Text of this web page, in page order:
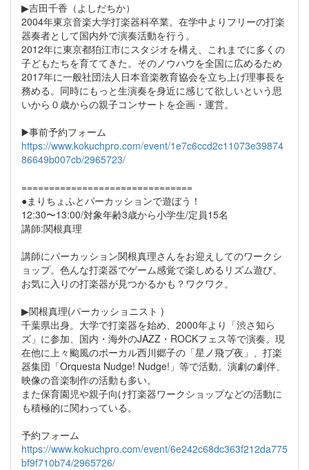
▶︎吉田千香（よしだちか）
2004年東京音楽大学打楽器科卒業。在学中よりフリーの打楽
器奏者として国内外で演奏活動を行う。
2012年に東京都狛江市にスタジオを構え、これまでに多くの
子どもたちを育ててきた。そのノウハウを全国に広めるため
2017年に一般社団法人日本音楽教育協会を立ち上げ理事長を
務める。同時にもっと生演奏を身近に感じて欲しいという思
いから０歳からの親子コンサートを企画・運営。
▶️事前予約フォーム
https://www.kokuchpro.com/event/1e7c6ccd2c11073e39874
86649b007cb/2965723/
===============================
●まりちょふとパーカッションで遊ぼう！
12:30〜13:00/対象年齢3歳から小学生/定員15名
講師:関根真理
講師にパーカッション関根真理さんをお迎えしてのワークシ
ョップ。色んな打楽器でゲーム感覚で楽しめるリズム遊び。
お気に入りの打楽器が見つかるかも？ワクワク。
▶︎関根真理(パーカッショニスト )
千葉県出身。大学で打楽器を始め、2000年より「渋さ知ら
ズ」に参加、国内・海外のJAZZ・ROCKフェス等で演奏。現
在他に上々颱風のボーカル西川郷子の「星ノ飛ブ夜」、打楽
器集団「Orquesta Nudge! Nudge!」等で活動。演劇の劇伴、
映像の音楽制作の活動も多い。
また保育園児や親子向け打楽器ワークショップなどの活動に
も積極的に関わっている。
予約フォーム
https://www.kokuchpro.com/event/6e242c68dc363f212da775
bf9f710b74/2965726/